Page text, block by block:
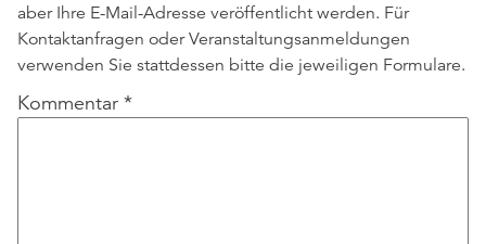
aber Ihre E-Mail-Adresse veröffentlicht werden. Für
Kontaktanfragen oder Veranstaltungsanmeldungen
verwenden Sie stattdessen bitte die jeweiligen Formulare.
Kommentar *